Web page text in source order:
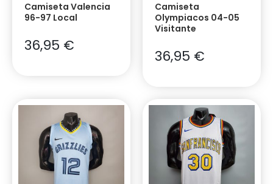
Camiseta Valencia
96-97 Local
36,95 €
Camiseta
Olympiacos 04-05
Visitante
36,95 €